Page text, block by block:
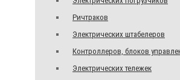
Ричтраков
Электрических штабелеров
Контроллеров, блоков
Электрических тележек